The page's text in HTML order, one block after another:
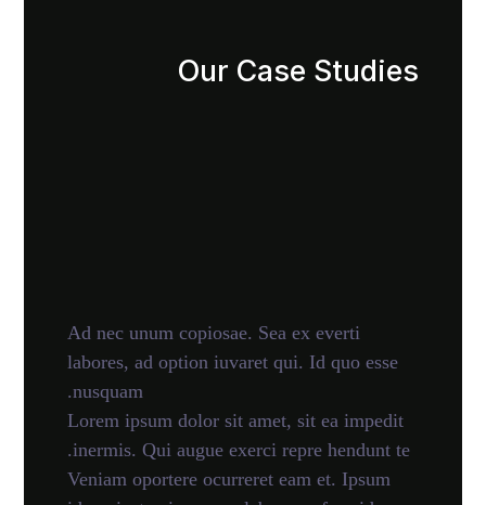
Our Case Studies
Ad nec unum copiosae. Sea ex everti
labores, ad option iuvaret qui. Id quo esse
nusquam.
Lorem ipsum dolor sit amet, sit ea impedit
inermis. Qui augue exerci repre hendunt te.
Veniam oportere ocurreret eam et. Ipsum